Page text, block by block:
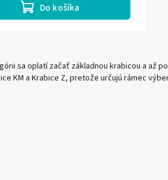
Do košíka
sa oplatí začať základnou krabicou a až
KM a Krabice Z, pretože určujú rámec